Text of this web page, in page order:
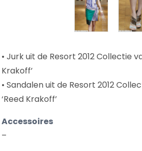
• Jurk uit de Resort 2012 Collectie
Krakoff’
• Sandalen uit de Resort 2012
‘Reed Krakoff’
Accessoires
–